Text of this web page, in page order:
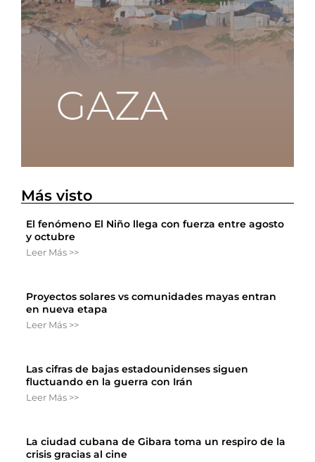
Más visto
El fenómeno El Niño llega con fuerza entre agosto
y octubre
Leer Más >>
Proyectos solares vs comunidades mayas entran
en nueva etapa
Leer Más >>
Las cifras de bajas estadounidenses siguen
fluctuando en la guerra con Irán
Leer Más >>
La ciudad cubana de Gibara toma un respiro de la
crisis gracias al cine